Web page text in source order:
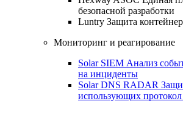
безопасной разработки
Luntry Защита
Мониторинг и реагирование
Solar SIEM Анализ
на инциденты
Solar DNS RADAR
использующих